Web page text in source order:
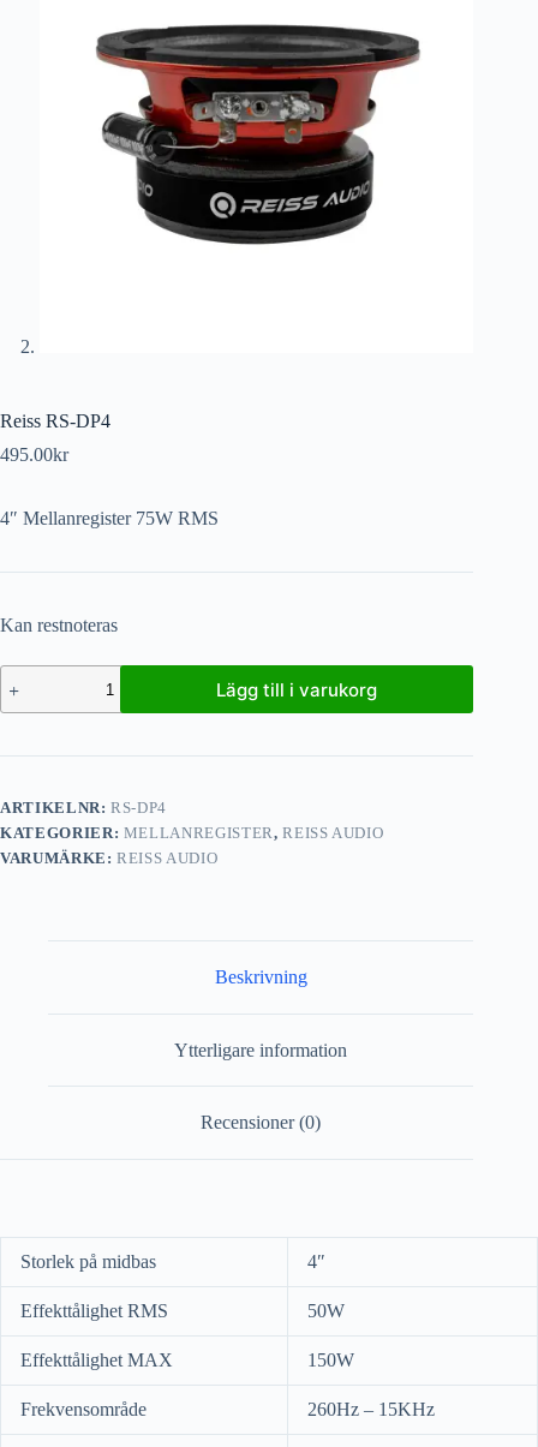
Reiss RS-DP4
495.00kr
4″ Mellanregister 75W RMS
Kan restnoteras
Lägg till i varukorg
ARTIKELNR:RS-DP4
KATEGORIER: MELLANREGISTER,REISS AUDIO
VARUMÄRKE:REISS AUDIO
Beskrivning
Ytterligare information
Recensioner (0)
Storlek på midbas 4″
Effekttålighet RMS 50W
Effekttålighet MAX 150W
Frekvensområde 260Hz – 15KHz